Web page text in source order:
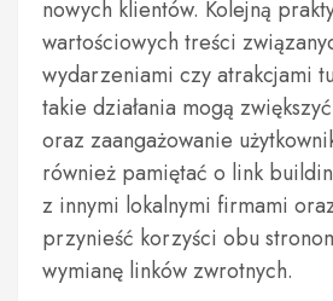
nowych klientów. Kolejną
wartościowych treści
wydarzeniami czy atrakcjami
takie działania mogą
oraz zaangażowanie
również pamiętać o link
z innymi lokalnymi firmami
przynieść korzyści obu
wymianę linków zwrotnych.